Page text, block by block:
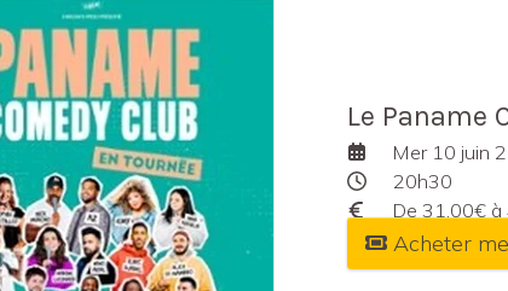
Le Paname
Mer 10 juin
20h30
De 31,00€
Acheter